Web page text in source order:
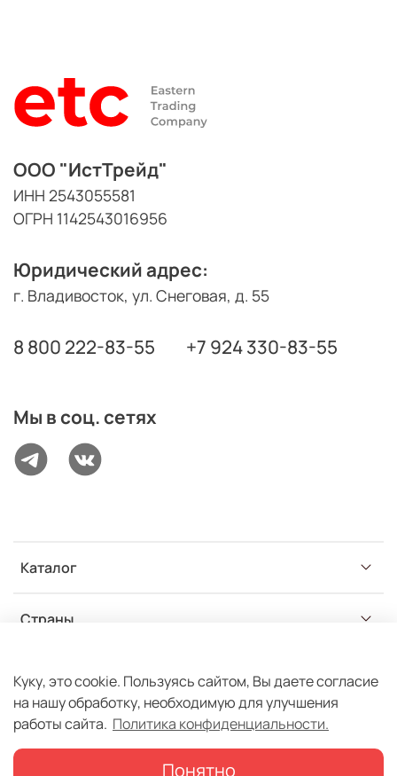
Каталог
Страны
ООО "ИстТрейд"
ИНН 2543055581
ОГРН 1142543016956
Юридический адрес:
г. Владивосток, ул. Снеговая, д. 55
8 800 222-83-55 +7 924 330-83-55
Мы в соц. сетях
© ООО ИстТрейд | Все права защищены 2020-2026
Куку, это cookie. Пользуясь сайтом, Вы даете согласие
на нашу обработку, необходимую для улучшения
работы сайта. Политика конфиденциальности.
Понятно